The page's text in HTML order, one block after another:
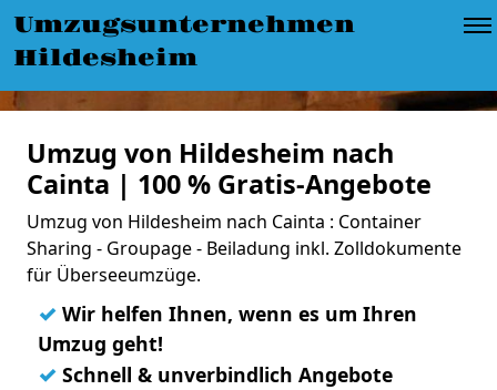
Umzugsunternehmen
Hildesheim
Umzug von Hildesheim nach
Cainta | 100 % Gratis-Angebote
Umzug von Hildesheim nach Cainta : Container
Sharing - Groupage - Beiladung inkl. Zolldokumente
für Überseeumzüge.
✓ Wir helfen Ihnen, wenn es um Ihren
Umzug geht!
✓ Schnell & unverbindlich Angebote